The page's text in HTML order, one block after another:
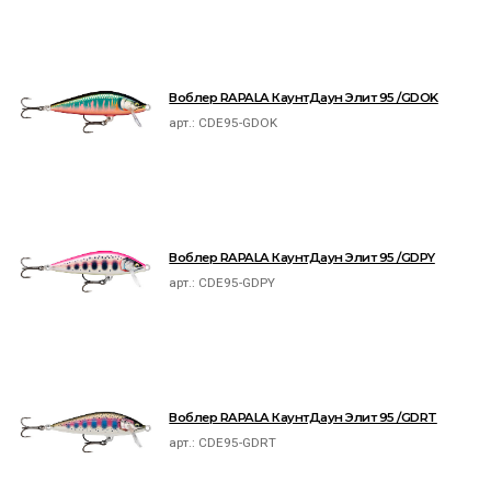
Воблер RAPALA КаунтДаун Элит 95 /GDOK
арт.: CDE95-GDOK
Воблер RAPALA КаунтДаун Элит 95 /GDPY
арт.: CDE95-GDPY
Воблер RAPALA КаунтДаун Элит 95 /GDRT
арт.: CDE95-GDRT